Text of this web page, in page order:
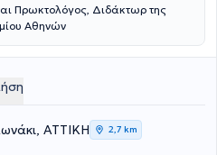
Πρωκτολόγος, Διδάκτωρ της
Αθηνών
ΑΤΤΙΚΗ 2,7 km